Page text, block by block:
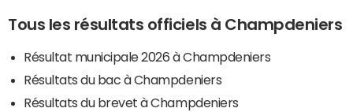
Tous les résultats officiels à Champdeniers
Résultat municipale 2026 à Champdeniers
Résultats du bac à Champdeniers
Résultats du brevet à Champdeniers